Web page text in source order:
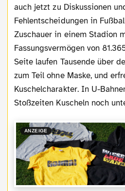
auch jetzt zu Diskussionen
Fehlentscheidungen in
Zuschauer in einem Stadion
Fassungsvermögen von
Seite laufen Tausende über
zum Teil ohne Maske, und
Kuschelcharakter. In U-
Stoßzeiten Kuscheln noch
ANZEIGE